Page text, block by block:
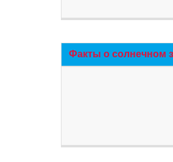
Факты о солнечном